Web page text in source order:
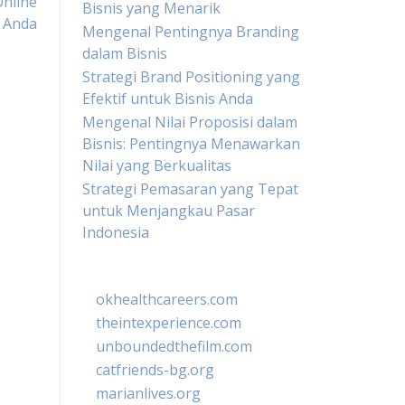
Anda
Bisnis yang Menarik
Mengenal Pentingnya Branding
dalam Bisnis
Strategi Brand Positioning yang
Efektif untuk Bisnis Anda
Mengenal Nilai Proposisi dalam
Bisnis: Pentingnya Menawarkan
Nilai yang Berkualitas
Strategi Pemasaran yang Tepat
untuk Menjangkau Pasar
Indonesia
okhealthcareers.com
theintexperience.com
unboundedthefilm.com
catfriends-bg.org
marianlives.org